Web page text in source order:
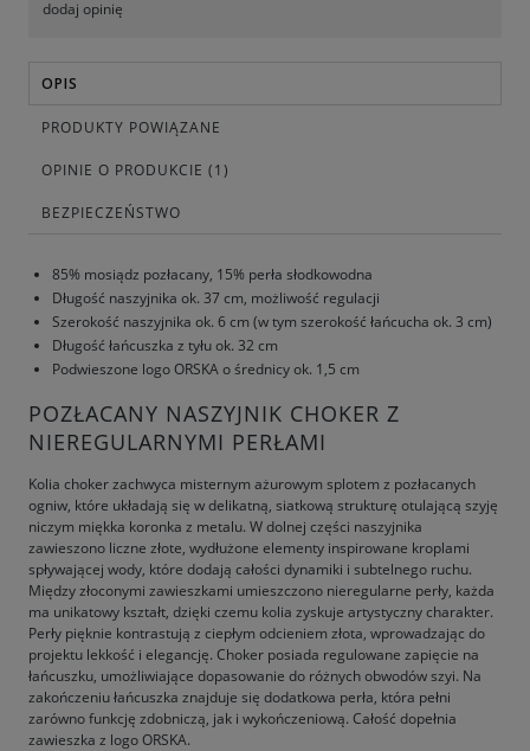
dodaj opinię
OPIS
PRODUKTY POWIĄZANE
OPINIE O PRODUKCIE (1)
BEZPIECZEŃSTWO
85% mosiądz pozłacany, 15% perła słodkowodna
Długość naszyjnika ok. 37 cm, możliwość regulacji
Szerokość naszyjnika ok. 6 cm (w tym szerokość łańcucha ok. 3 cm)
Długość łańcuszka z tyłu ok. 32 cm
Podwieszone logo ORSKA o średnicy ok. 1,5 cm
POZŁACANY NASZYJNIK CHOKER Z
NIEREGULARNYMI PERŁAMI
Kolia choker zachwyca misternym ażurowym splotem z pozłacanych
ogniw, które układają się w delikatną, siatkową strukturę otulającą szyję
niczym miękka koronka z metalu. W dolnej części naszyjnika
zawieszono liczne złote, wydłużone elementy inspirowane kroplami
spływającej wody, które dodają całości dynamiki i subtelnego ruchu.
Między złoconymi zawieszkami umieszczono nieregularne perły, każda
ma unikatowy kształt, dzięki czemu kolia zyskuje artystyczny charakter.
Perły pięknie kontrastują z ciepłym odcieniem złota, wprowadzając do
projektu lekkość i elegancję. Choker posiada regulowane zapięcie na
łańcuszku, umożliwiające dopasowanie do różnych obwodów szyi. Na
zakończeniu łańcuszka znajduje się dodatkowa perła, która pełni
zarówno funkcję zdobniczą, jak i wykończeniową. Całość dopełnia
zawieszka z logo ORSKA.